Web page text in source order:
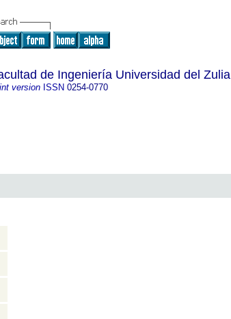
de Ingeniería Universidad del Zulia
version ISSN 0254-0770